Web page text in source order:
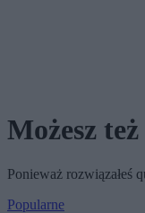
Możesz
Ponieważ
Popularne